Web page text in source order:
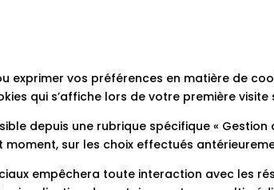
exprimer vos préférences en matière de
qui s’affiche lors de votre première visite
depuis une rubrique spécifique «
moment, sur les choix effectués
empêchera toute interaction avec les